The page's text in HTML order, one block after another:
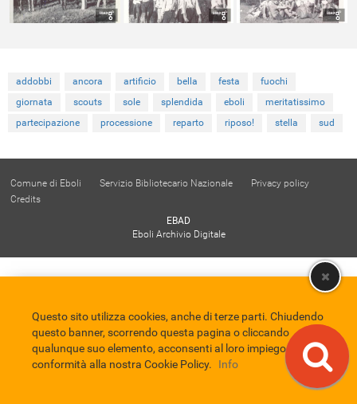
addobbi ancora artificio bella festa
fuochi
giornata
scouts sole splendida eboli
meritatissimo
partecipazione
processione reparto riposo! stella sud
Comune di Eboli Servizio Bibliotecario Nazionale
Privacy policy
Credits
EBAD
Eboli Archivio Digitale
Questo sito utilizza cookies, anche di terze parti. Chiudendo
questo banner, scorrendo questa pagina o cliccando
qualunque suo elemento, acconsenti al loro impiego in
conformità alla nostra Cookie Policy.
Info